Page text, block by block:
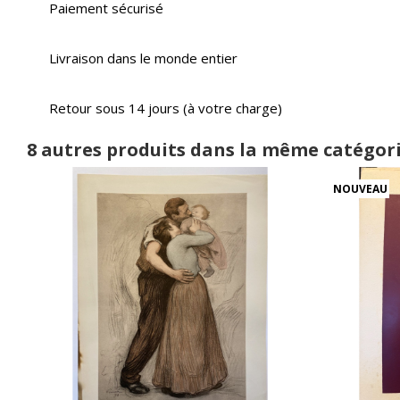
Paiement sécurisé
Livraison dans le monde entier
Retour sous 14 jours (à votre charge)
8 autres produits dans la même
NOUVEAU